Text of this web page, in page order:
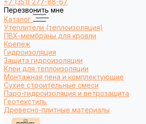
+7 (351) 277-88-67
Перезвонить мне
Каталог
Утеплители (теплоизоляция)
ПВХ-мембраны для кровли
Крепеж
Гидроизоляция
Защита гидроизоляции
Клеи для теплоизоляции
Монтажная пена и комплектующие
Сухие строительные смеси
Паро-гидроизоляция и ветрозащита
Геотекстиль
Древесно-плитные материалы